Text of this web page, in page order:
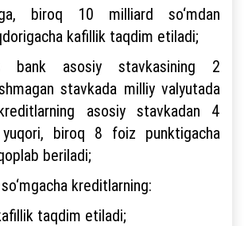
biroq 10 milliard so‘mdan
kafillik taqdim etiladi;
bank asosiy stavkasining 2
stavkada milliy valyutada
asosiy stavkadan 4
biroq 8 foiz punktigacha
beriladi;
kreditlarning:
taqdim etiladi;